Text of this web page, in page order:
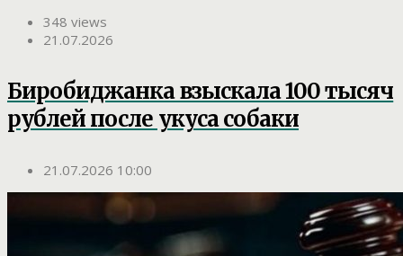
348 views
21.07.2026
Биробиджанка взыскала 100 тысяч
рублей после укуса собаки
21.07.2026 10:00